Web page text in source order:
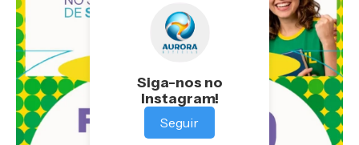
Siga-nos no
Instagram!
Seguir